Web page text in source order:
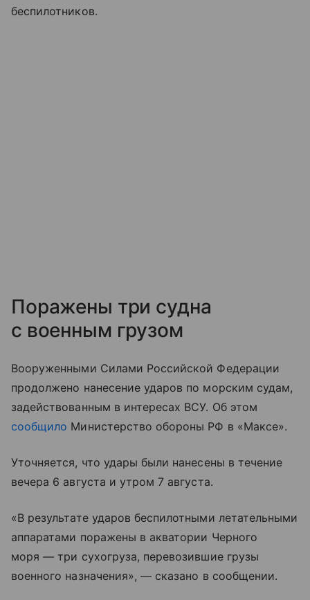
беспилотников.
Поражены три судна
с военным грузом
Вооруженными Силами Российской Федерации
продолжено нанесение ударов по морским судам,
задействованным в интересах ВСУ. Об этом
сообщило Министерство обороны РФ в «Максе».
Уточняется, что удары были нанесены в течение
вечера 6 августа и утром 7 августа.
«В результате ударов беспилотными летательными
аппаратами поражены в акватории Черного
моря — три сухогруза, перевозившие грузы
военного назначения», — сказано в сообщении.